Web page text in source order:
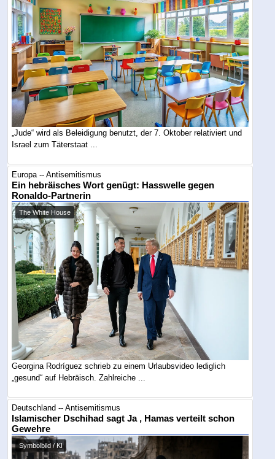
„Jude“ wird als Beleidigung benutzt, der 7. Oktober relativiert und
Israel zum Täterstaat ...
Europa -- Antisemitismus
Ein hebräisches Wort genügt: Hasswelle gegen
Ronaldo-Partnerin
The White House
Georgina Rodríguez schrieb zu einem Urlaubsvideo lediglich
„gesund“ auf Hebräisch. Zahlreiche ...
Deutschland -- Antisemitismus
Islamischer Dschihad sagt Ja , Hamas verteilt schon
Gewehre
Symbolbild / KI